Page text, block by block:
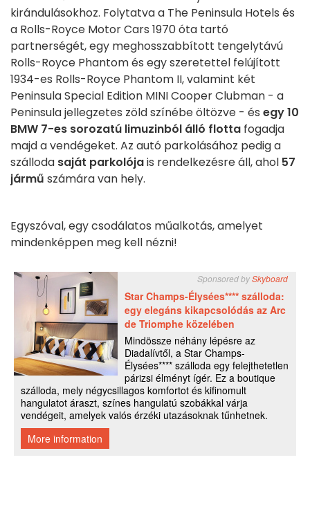
kirándulásokhoz. Folytatva a The Peninsula Hotels és
a Rolls-Royce Motor Cars 1970 óta tartó
partnerségét, egy meghosszabbított tengelytávú
Rolls-Royce Phantom és egy szeretettel felújított
1934-es Rolls-Royce Phantom II, valamint két
Peninsula Special Edition MINI Cooper Clubman - a
Peninsula jellegzetes zöld színébe öltözve - és egy 10
BMW 7-es sorozatú limuzinból álló flotta fogadja
majd a vendégeket. Az autó parkolásához pedig a
szálloda saját parkolójais rendelkezésre áll, ahol 57
jármű számára van hely.
Egyszóval, egy csodálatos műalkotás, amelyet
mindenképpen meg kell nézni!